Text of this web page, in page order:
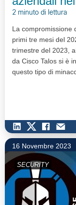
2 minuto di lettura
La compromissione
primi tre mesi del
trimestre del 2023,
da Cisco Talos si è
questo tipo di
16 Novembre 2023
SECURITY